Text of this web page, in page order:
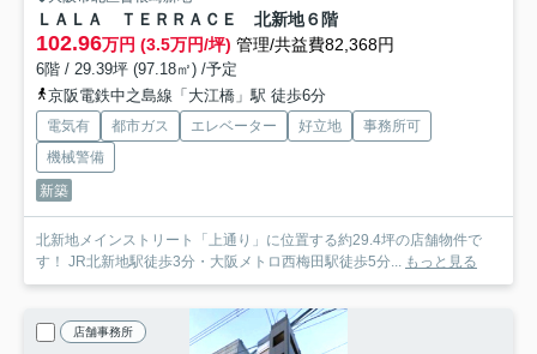
ＬＡＬＡ ＴＥＲＲＡＣＥ 北新地６階
102.96万円 (3.5万円/坪) 管理/共益費82,368円
6階 / 29.39坪 (97.18㎡) /予定
京阪電鉄中之島線「大江橋」駅 徒歩6分
電気有 都市ガス エレベーター 好立地
事務所可
機械警備
新築
北新地メインストリート「上通り」に位置する約29.4坪の店舗物件で
す！ JR北新地駅徒歩3分・大阪メトロ西梅田駅徒歩5分... もっと見る
店舗事務所